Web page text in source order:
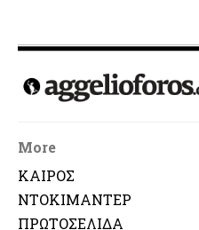
More
ΚΑΙΡΟΣ
ΝΤΟΚΙΜΑΝΤΕΡ
ΠΡΩΤΟΣΕΛΙΔΑ